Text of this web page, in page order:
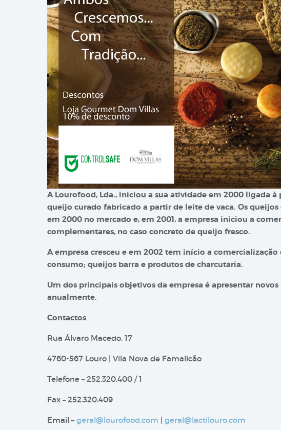
A Lourofood, Lda., iniciou a sua atividade em 2000 ligada
queijo curado fabricado a partir de leite de vaca. Os queijos
em 2000 no mercado e, em 2001, a empresa iniciou a
complementares, no caso concreto de queijo fresco.
A empresa cresceu e em 2002 tem início a
consumo; queijos barra e produtos de charcutaria.
Um dos principais objetivos da empresa é apresentar
anualmente.
Contactos
Rua Álvaro Macedo, 17
4760-567 Louro | Vila Nova de Famalicão
Telefone – 252.320.400 / 1
Fax – 252.320.409
Email – geral@lourofood.com | geral@lactilouro.com